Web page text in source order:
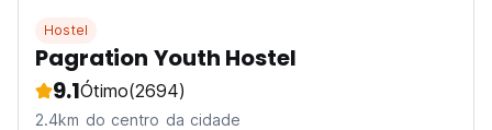
Hostel
Pagration Youth Hostel
9.1Ótimo(2694)
2.4km do centro da cidade